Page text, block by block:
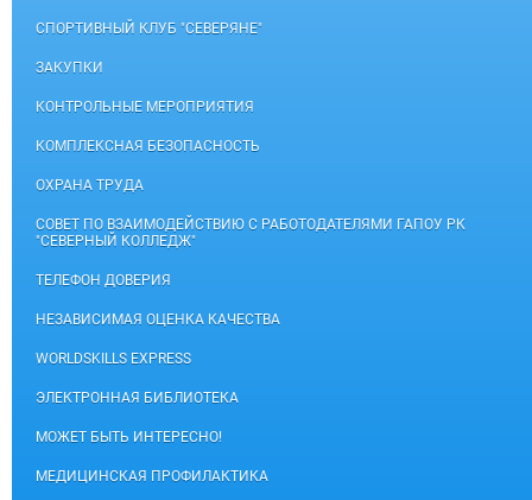
СПОРТИВНЫЙ КЛУБ "СЕВЕРЯНЕ"
ЗАКУПКИ
КОНТРОЛЬНЫЕ МЕРОПРИЯТИЯ
КОМПЛЕКСНАЯ БЕЗОПАСНОСТЬ
ОХРАНА ТРУДА
СОВЕТ ПО ВЗАИМОДЕЙСТВИЮ С РАБОТОДАТЕЛЯМИ ГАПОУ РК
"СЕВЕРНЫЙ КОЛЛЕДЖ"
ТЕЛЕФОН ДОВЕРИЯ
НЕЗАВИСИМАЯ ОЦЕНКА КАЧЕСТВА
WORLDSKILLS EXPRESS
ЭЛЕКТРОННАЯ БИБЛИОТЕКА
МОЖЕТ БЫТЬ ИНТЕРЕСНО!
МЕДИЦИНСКАЯ ПРОФИЛАКТИКА